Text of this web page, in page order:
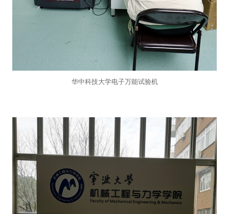
华中科技大学电子万能试验机